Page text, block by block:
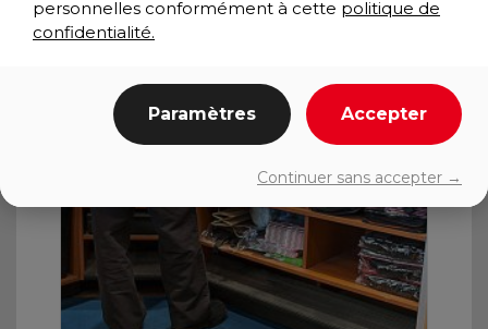
personnelles conformément à cette politique de
confidentialité.
Paramètres Accepter
Continuer sans accepter →